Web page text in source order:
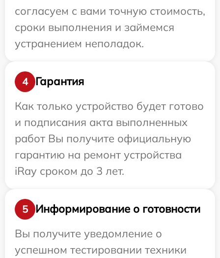
согласуем с вами точную стоимость,
сроки выполнения и займемся
устранением неполадок.
4
Гарантия
Как только устройство будет готово
и подписания акта выполненных
работ Вы получите официальную
гарантию на ремонт устройства
iRay сроком до 3 лет.
5
Информирование о готовности
Вы получите уведомление о
успешном тестировании техники